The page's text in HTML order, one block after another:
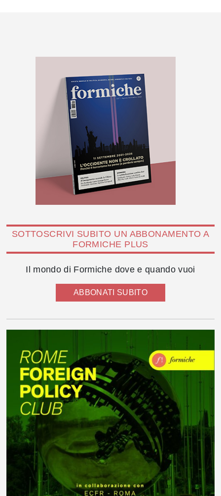
SOTTOSCRIVI SUBITO UN ABBONAMENTO A
FORMICHE PLUS
Il mondo di Formiche dove e quando vuoi
ABBONATI SUBITO